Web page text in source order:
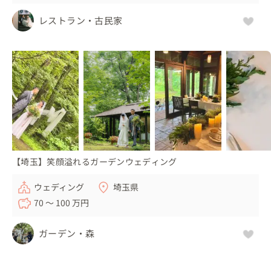
レストラン・古民家
【埼玉】笑顔溢れるガーデンウェディング
ウェディング
埼玉県
70 〜 100 万円
ガーデン・森